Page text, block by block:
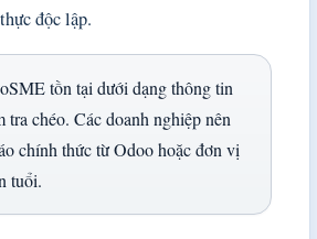
độc lập.
tồn tại dưới dạng thông tin
tra chéo. Các doanh nghiệp nên
chính thức từ Odoo hoặc đơn vị
tuổi.